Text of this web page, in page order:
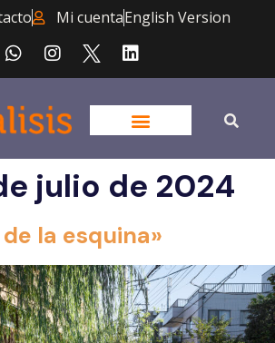
Mi cuentaEnglish Version
julio de 2024
la esquina»